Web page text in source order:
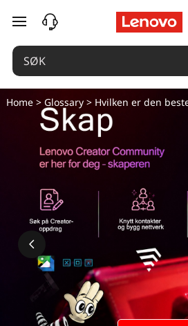
H
gå til hovedinnhold
Home> Glossary> Hvilken er den